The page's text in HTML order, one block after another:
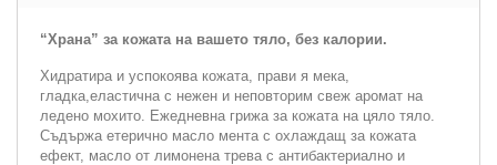
“Храна” за кожата на вашето тяло, без калории.
Хидратира и успокоява кожата, прави я мека,
гладка,еластична с нежен и неповторим свеж аромат на
ледено мохито. Ежедневна грижа за кожата на цяло тяло.
Съдържа етерично масло мента с охлаждащ за кожата
ефект, масло от лимонена трева с антибактериално и